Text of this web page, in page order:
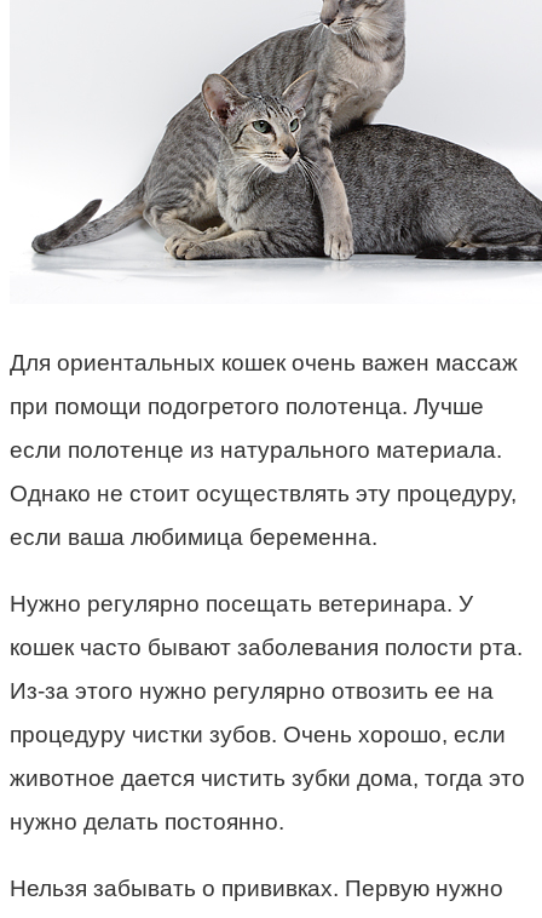
Для ориентальных кошек очень важен массаж
при помощи подогретого полотенца. Лучше
если полотенце из натурального материала.
Однако не стоит осуществлять эту процедуру,
если ваша любимица беременна.
Нужно регулярно посещать ветеринара. У
кошек часто бывают заболевания полости рта.
Из-за этого нужно регулярно отвозить ее на
процедуру чистки зубов. Очень хорошо, если
животное дается чистить зубки дома, тогда это
нужно делать постоянно.
Нельзя забывать о прививках. Первую нужно